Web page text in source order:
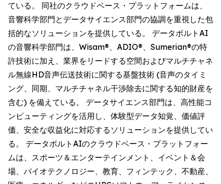
ている。 同社のクラウドベース・プラットフォームは、
音響科学部門とデータサイエンス部門の協調を重視した包
括的なソリューションを提供している。 データボルトAI
の音響科学部門は、Wisam®、ADIO®、Sumerian®の特
許技術に加え、業界をリードする空間およびマルチチャネ
ル無線HD音声伝送技術に関する基盤技術 (音声のタイミ
ング、同期、マルチチャネル干渉除去に関する知的財産を
含む) を備えている。 データサイエンス部門は、高性能コ
ンピューティングを活用し、体験型データ知覚、価値評
価、安全な収益化に対応するソリューションを提供してい
る。 データボルトAIのクラウドベース・プラットフォー
ムは、スポーツ＆エンターテインメント、イベント＆会
場、バイオテクノロジー、教育、フィンテック、不動産、